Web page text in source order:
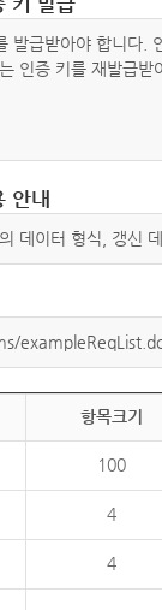
발급받아야 합니다
인증 키를 재발급받
안내
데이터 형식, 갱신
항목크기
100
4
4